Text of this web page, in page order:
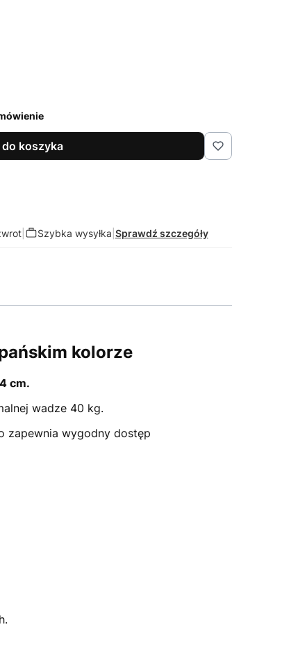
do koszyka
| Szybka wysyłka Sprawdź szczegóły
kolorze
cm.
wadze 40 kg.
zapewnia wygodny dostęp